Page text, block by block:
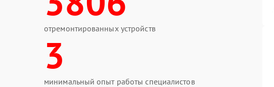
отремонтированных устройств
3
минимальный опыт работы специалистов